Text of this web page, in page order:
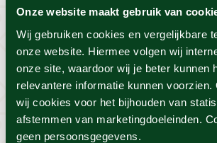
Onze website maakt gebruik van
Wij gebruiken cookies en vergelijkbare
onze website. Hiermee volgen wij
onze site, waardoor wij je beter kunnen
relevantere informatie kunnen voorzien.
wij cookies voor het bijhouden van
afstemmen van marketingdoeleinden.
geen persoonsgegevens.
Foto's
Locatie
Voorwaarden